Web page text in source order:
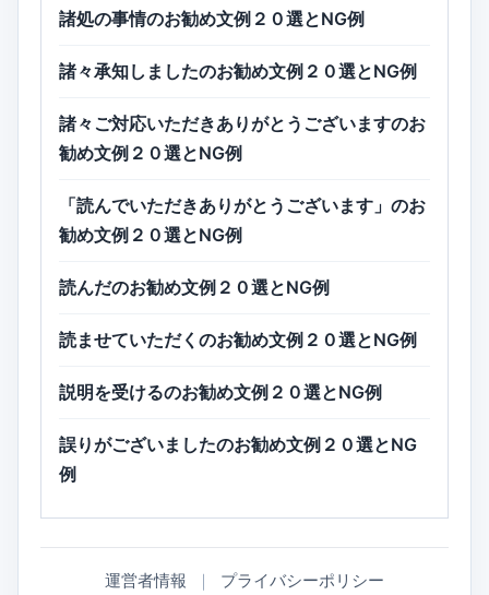
諸処の事情のお勧め文例２０選とNG例
諸々承知しましたのお勧め文例２０選とNG例
諸々ご対応いただきありがとうございますのお
勧め文例２０選とNG例
「読んでいただきありがとうございます」のお
勧め文例２０選とNG例
読んだのお勧め文例２０選とNG例
読ませていただくのお勧め文例２０選とNG例
説明を受けるのお勧め文例２０選とNG例
誤りがございましたのお勧め文例２０選とNG
例
運営者情報 ｜ プライバシーポリシー